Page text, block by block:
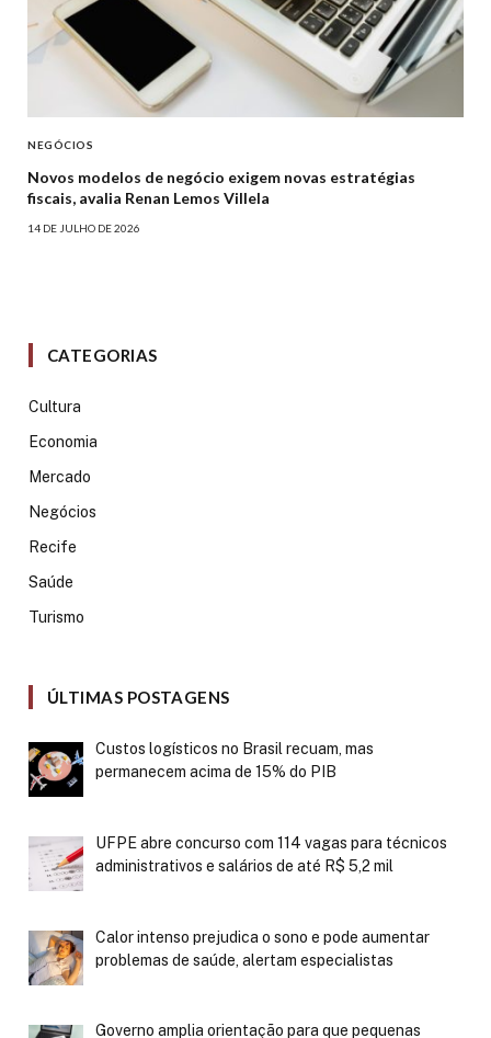
NEGÓCIOS
Novos modelos de negócio exigem novas estratégias
fiscais, avalia Renan Lemos Villela
14 DE JULHO DE 2026
CATEGORIAS
Cultura
Economia
Mercado
Negócios
Recife
Saúde
Turismo
ÚLTIMAS POSTAGENS
Custos logísticos no Brasil recuam, mas
permanecem acima de 15% do PIB
UFPE abre concurso com 114 vagas para técnicos
administrativos e salários de até R$ 5,2 mil
Calor intenso prejudica o sono e pode aumentar
problemas de saúde, alertam especialistas
Governo amplia orientação para que pequenas